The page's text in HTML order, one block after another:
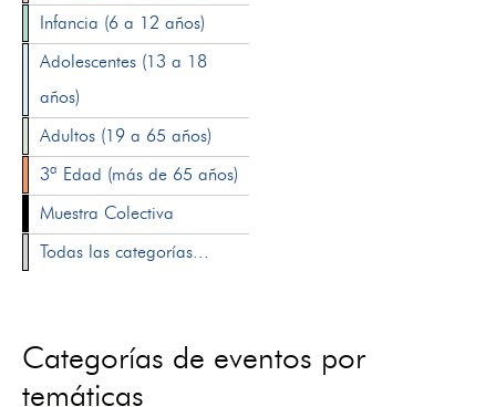
Infancia (6 a 12 años)
Adolescentes (13 a 18
años)
Adultos (19 a 65 años)
3ª Edad (más de 65 años)
Muestra Colectiva
Todas las categorías...
Categorías de eventos por
temáticas